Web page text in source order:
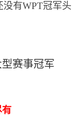
没有WPT冠军头
赛事冠军
有